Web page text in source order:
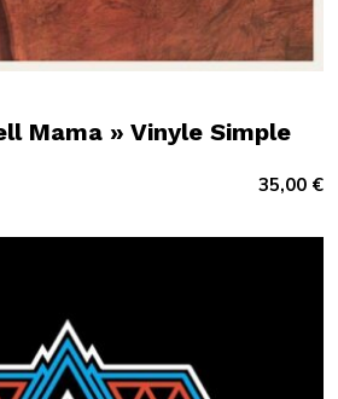
Mama » Vinyle Simple
35,00 €